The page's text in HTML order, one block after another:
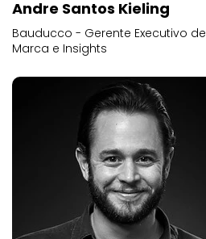
Andre Santos Kieling
Bauducco - Gerente Executivo de
Marca e Insights